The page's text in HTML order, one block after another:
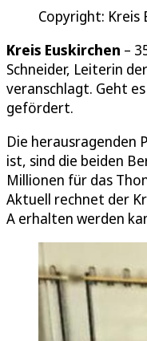
Copyright: Kreis
Kreis Euskirchen –
Schneider, Leiterin
veranschlagt. Geht
gefördert.
Die herausragenden
ist, sind die beiden
Millionen für das
Aktuell rechnet der
A erhalten werden